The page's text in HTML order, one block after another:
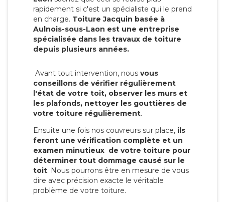
rapidement si c'est un spécialiste qui le prend
en charge. Toiture Jacquin basée à
Aulnois-sous-Laon est une entreprise
spécialisée dans les travaux de toiture
depuis plusieurs années.
Avant tout intervention, nous vous
conseillons de vérifier régulièrement
l'état de votre toit, observer les murs et
les plafonds, nettoyer les gouttières de
votre toiture régulièrement.
Ensuite une fois nos couvreurs sur place, ils
feront une vérification complète et un
examen minutieux de votre toiture pour
déterminer tout dommage causé sur le
toit. Nous pourrons être en mesure de vous
dire avec précision exacte le véritable
problème de votre toiture.